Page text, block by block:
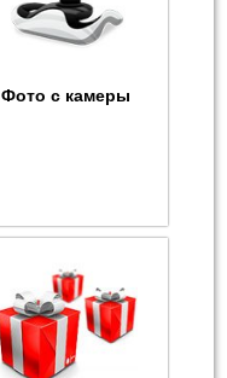
Фото с камеры